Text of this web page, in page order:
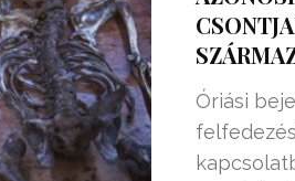
Óriási
EZ A MOTOR!